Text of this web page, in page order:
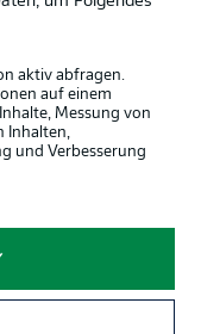
GmbH
aktiv abfragen.
auf einem
Messung von
Inhalten,
und Verbesserung